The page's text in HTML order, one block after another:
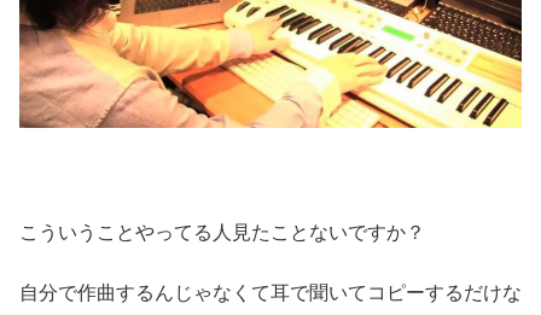
こういうことやってる人見たことないですか？
自分で作曲するんじゃなくて耳で聞いてコピーするだけな